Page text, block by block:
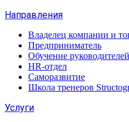
Направления
Владелец компании и
Предприниматель
Обучение руководителей
HR-отдел
Саморазвитие
Школа тренеров
Услуги